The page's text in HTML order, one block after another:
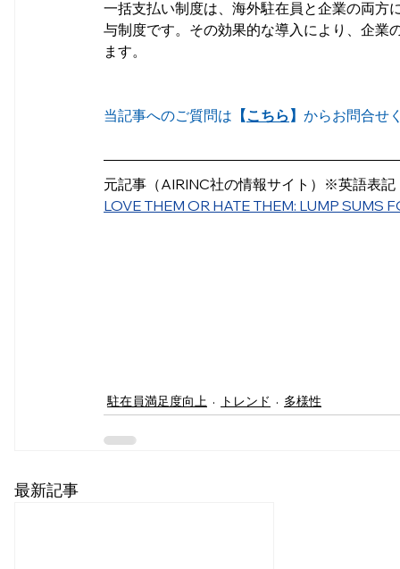
一括支払い制度は、海外駐在員と企業の両
与制度です。その効果的な導入により、企業
ます。
当記事へのご質問は 【こちら 】 からお問合せ
元記事（AIRINC社の情報サイト）※英語表記
LOVE THEM OR HATE THEM: LUMP SUMS
駐在員満足度向上 トレンド 多様性
最新記事